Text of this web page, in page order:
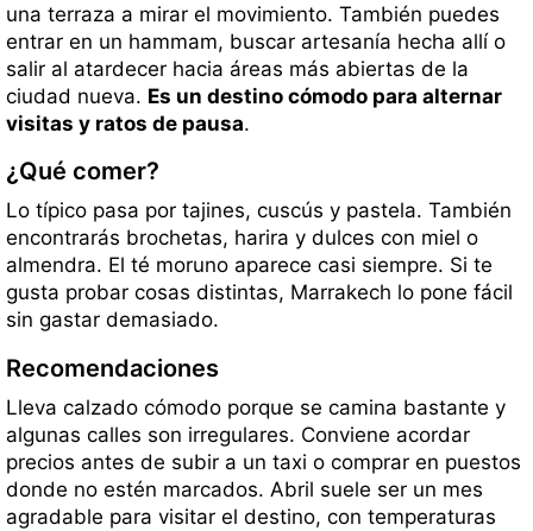
una terraza a mirar el movimiento. También puedes
entrar en un hammam, buscar artesanía hecha allí o
salir al atardecer hacia áreas más abiertas de la
ciudad nueva. Es un destino cómodo para alternar
visitas y ratos de pausa.
¿Qué comer?
Lo típico pasa por tajines, cuscús y pastela. También
encontrarás brochetas, harira y dulces con miel o
almendra. El té moruno aparece casi siempre. Si te
gusta probar cosas distintas, Marrakech lo pone fácil
sin gastar demasiado.
Recomendaciones
Lleva calzado cómodo porque se camina bastante y
algunas calles son irregulares. Conviene acordar
precios antes de subir a un taxi o comprar en puestos
donde no estén marcados. Abril suele ser un mes
agradable para visitar el destino, con temperaturas